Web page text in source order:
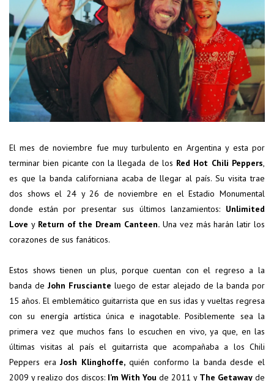
El mes de noviembre fue muy turbulento en Argentina y esta por
terminar bien picante con la llegada de los Red Hot Chili Peppers,
es que la banda californiana acaba de llegar al país. Su visita trae
dos shows el 24 y 26 de noviembre en el Estadio Monumental
donde están por presentar sus últimos lanzamientos: Unlimited
Love y Return of the Dream Canteen. Una vez más harán latir los
corazones de sus fanáticos.
Estos shows tienen un plus, porque cuentan con el regreso a la
banda de John Frusciante luego de estar alejado de la banda por
15 años. El emblemático guitarrista que en sus idas y vueltas regresa
con su energía artística única e inagotable. Posiblemente sea la
primera vez que muchos fans lo escuchen en vivo, ya que, en las
últimas visitas al país el guitarrista que acompañaba a los Chili
Peppers era Josh Klinghoffe,quién conformo la banda desde el
2009 y realizo dos discos: I’m With You de 2011 y The Getaway de